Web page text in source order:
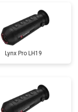
Lynx Pro LH19